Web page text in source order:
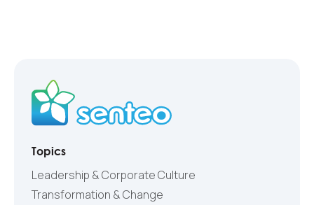
Topics
Leadership & Corporate Culture
Transformation & Change